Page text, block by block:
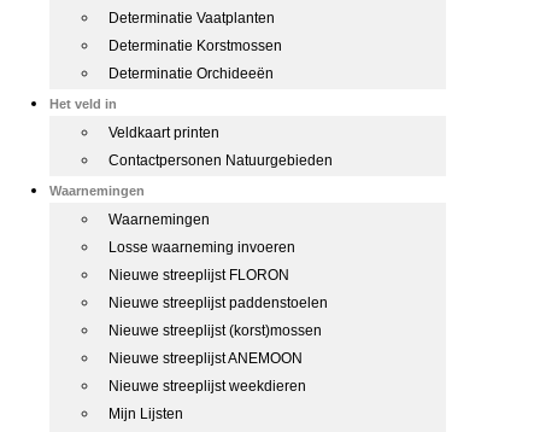
Determinatie Vaatplanten
Determinatie Korstmossen
Determinatie Orchideeën
Het veld in
Veldkaart printen
Contactpersonen Natuurgebieden
Waarnemingen
Waarnemingen
Losse waarneming invoeren
Nieuwe streeplijst FLORON
Nieuwe streeplijst paddenstoelen
Nieuwe streeplijst (korst)mossen
Nieuwe streeplijst ANEMOON
Nieuwe streeplijst weekdieren
Mijn Lijsten